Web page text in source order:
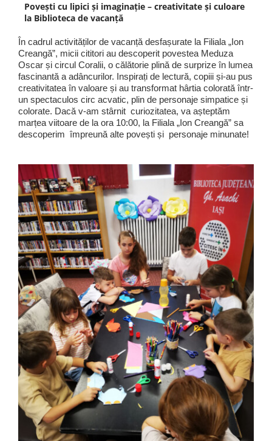
Povești cu lipici și imaginație – creativitate și culoare
la Biblioteca de vacanță
În cadrul activităților de vacanță desfașurate la Filiala „Ion
Creangă”, micii cititori au descoperit povestea Meduza
Oscar și circul Coralii, o călătorie plină de surprize în lumea
fascinantă a adâncurilor. Inspirați de lectură, copiii și-au pus
creativitatea în valoare și au transformat hârtia colorată într-
un spectaculos circ acvatic, plin de personaje simpatice și
colorate. Dacă v-am stârnit curiozitatea, va așteptăm
marțea viitoare de la ora 10:00, la Filiala „Ion Creangă” sa
descoperim împreună alte povești și personaje minunate!